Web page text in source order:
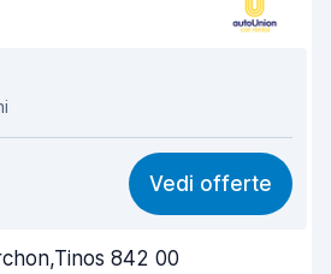
8,2
9,4
Vedi offerte
842 00